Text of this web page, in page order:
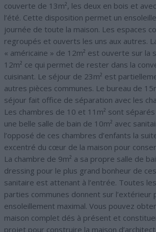
couverte de 13m², les deux en bois et
l’été. Cette disposition permet un
journée de toute la maison. Les espaces
regroupés et ouverts les uns aux autres.
« américaine » de 12m² est ouverte sur la
12m² ce qui permet de rester dans la
cuisinant. Le séjour de 23m² est
autres pièces communes. Le bureau de
séjour fait office de séparation avec les
Les chambres de 10 et 11m² sont
une belle salle de bain de 10m² avec
l’opposé de ces chambres d’enfants la
excentré du cœur de la maison pour
La chambre de 9m² a sa propre salle de
dressing pour le plus grand bonheur de
sanitaire est attenant à l’entrée. Toutes
parties communes donnent sur l’extérieur
ensoleillement maximal. Vous pouvez
maison complet dés à présent et
projet pour construire la maison